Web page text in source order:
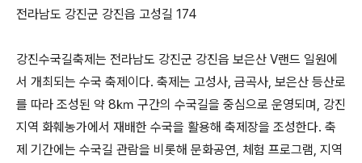
전라남도 강진군 강진읍 고성길 174
강진수국길축제는 전라남도 강진군 강진읍 보은산 V랜드 일원에
서 개최되는 수국 축제이다. 축제는 고성사, 금곡사, 보은산 등산로
를 따라 조성된 약 8㎞ 구간의 수국길을 중심으로 운영되며, 강진
지역 화훼농가에서 재배한 수국을 활용해 축제장을 조성한다. 축
제 기간에는 수국길 관람을 비롯해 문화공연, 체험 프로그램, 지역